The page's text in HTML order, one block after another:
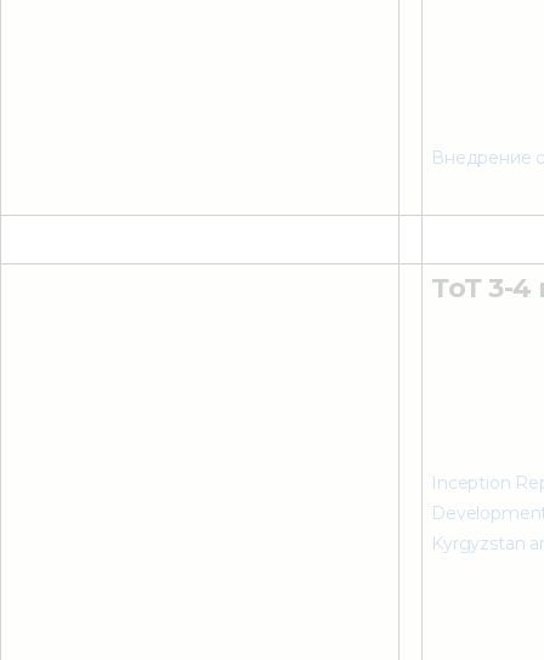
Внедрение
ТоТ 3-4
Inception
Kyrgyzstan